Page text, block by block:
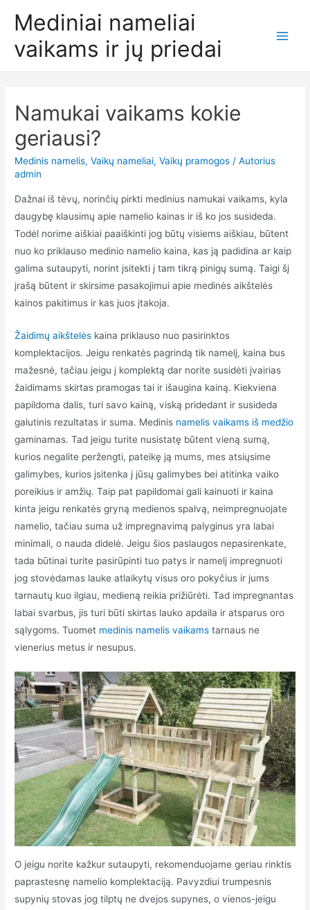
turinio
Mediniai nameliai
vaikams ir jų priedai
Namukai vaikams kokie
geriausi?
Medinis namelis,Vaikų nameliai,Vaikų pramogos / Autorius
admin
Dažnai iš tėvų, norinčių pirkti medinius namukai vaikams, kyla
daugybę klausimų apie namelio kainas ir iš ko jos susideda.
Todėl norime aiškiai paaiškinti jog būtų visiems aiškiau, būtent
nuo ko priklauso medinio namelio kaina, kas ją padidina ar kaip
galima sutaupyti, norint įsitekti į tam tikrą pinigų sumą. Taigi šį
įrašą būtent ir skirsime pasakojimui apie medinės aikštelės
kainos pakitimus ir kas juos įtakoja.
Žaidimų aikštelės kaina priklauso nuo pasirinktos
komplektacijos. Jeigu renkatės pagrindą tik namelį, kaina bus
mažesnė, tačiau jeigu į komplektą dar norite susidėti įvairias
žaidimams skirtas pramogas tai ir išaugina kainą. Kiekviena
papildoma dalis, turi savo kainą, viską pridedant ir susideda
galutinis rezultatas ir suma. Medinis namelis vaikams iš medžio
gaminamas. Tad jeigu turite nusistatę būtent vieną sumą,
kurios negalite peržengti, pateikę ją mums, mes atsiųsime
galimybes, kurios įsitenka į jūsų galimybes bei atitinka vaiko
poreikius ir amžių. Taip pat papildomai gali kainuoti ir kaina
kinta jeigu renkatės gryną medienos spalvą, neimpregnuojate
namelio, tačiau suma už impregnavimą palyginus yra labai
minimali, o nauda didelė. Jeigu šios paslaugos nepasirenkate,
tada būtinai turite pasirūpinti tuo patys ir namelį impregnuoti
jog stovėdamas lauke atlaikytų visus oro pokyčius ir jums
tarnautų kuo ilgiau, medieną reikia prižiūrėti. Tad impregnantas
labai svarbus, jis turi būti skirtas lauko apdaila ir atsparus oro
sąlygoms. Tuomet medinis namelis vaikams tarnaus ne
vienerius metus ir nesupus.
O jeigu norite kažkur sutaupyti, rekomenduojame geriau rinktis
paprastesnę namelio komplektaciją. Pavyzdiui trumpesnis
supynių stovas jog tilptų ne dvejos supynes, o vienos-jeigu